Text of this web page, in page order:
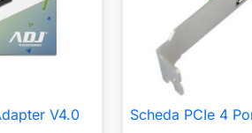
V4.0

Scheda PCIe 4